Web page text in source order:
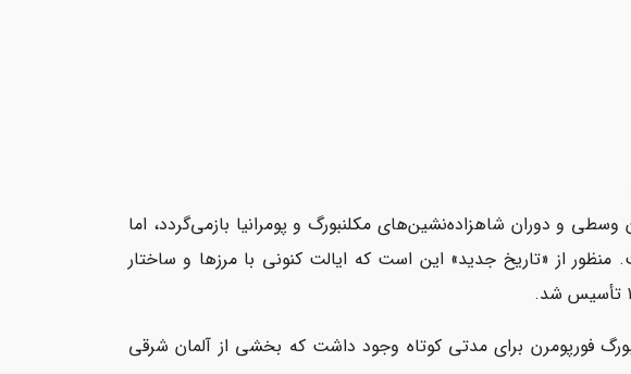
و دوران شاهزاده‌نشین‌های مکلنبورگ و پومرانیا بازمی‌گردد، اما
از «تاریخ جدید» این است که ایالت کنونی با مرزها و ساختار
فورپومرن برای مدتی کوتاه وجود داشت که بخشی از آلمان شرقی